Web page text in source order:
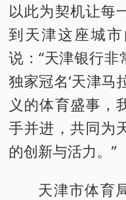
以此为契机让每
到天津这座城
说：“天津银行
独家冠名‘天津马
义的体育盛事，
手并进，共同为
的创新与活力。”
天津市体育